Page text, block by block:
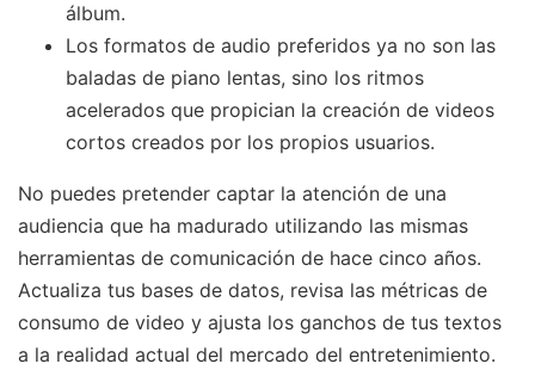
álbum.
Los formatos de audio preferidos ya no son las
baladas de piano lentas, sino los ritmos
acelerados que propician la creación de videos
cortos creados por los propios usuarios.
No puedes pretender captar la atención de una
audiencia que ha madurado utilizando las mismas
herramientas de comunicación de hace cinco años.
Actualiza tus bases de datos, revisa las métricas de
consumo de video y ajusta los ganchos de tus textos
a la realidad actual del mercado del entretenimiento.